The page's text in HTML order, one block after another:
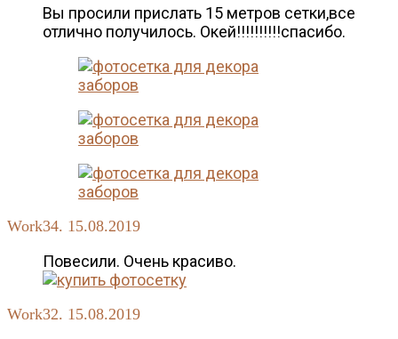
Вы просили прислать 15 метров сетки,все
отлично получилось. Окей!!!!!!!!!!спасибо.
Work34. 15.08.2019
Повесили. Очень красиво.
Work32. 15.08.2019